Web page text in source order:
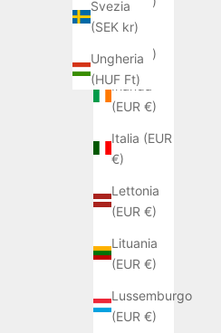
Svezia
(SEK kr)
Ungheria
(HUF Ft)
Grecia
(EUR €)
Irlanda
(EUR €)
Italia (EUR
€)
Lettonia
(EUR €)
Lituania
(EUR €)
Lussemburgo
(EUR €)